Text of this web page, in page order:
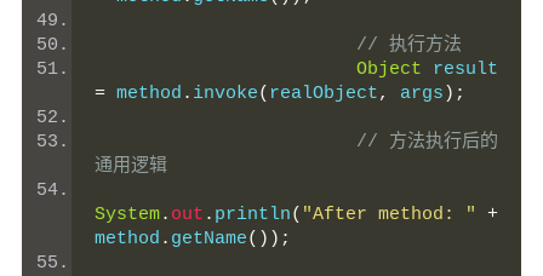
// 执行方法
Object
= method . invoke( realObject, args );
// 方法执行后的
通用逻辑
System. out . println( "After method: "
+
method . getName());